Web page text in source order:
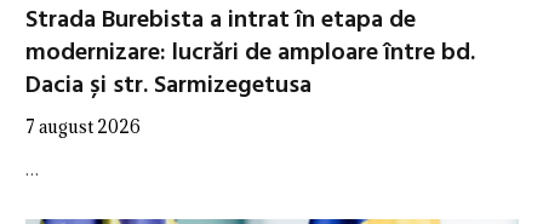
Strada Burebista a intrat în etapa de
modernizare: lucrări de amploare între bd.
Dacia și str. Sarmizegetusa
7 august 2026
…